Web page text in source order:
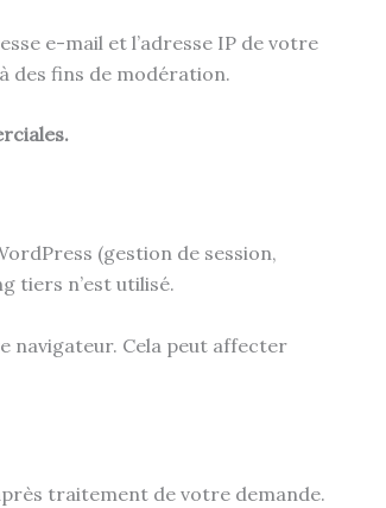
e-mail et l’adresse IP de votre
des fins de modération.
(gestion de session,
tiers n’est utilisé.
navigateur. Cela peut affecter
traitement de votre demande.